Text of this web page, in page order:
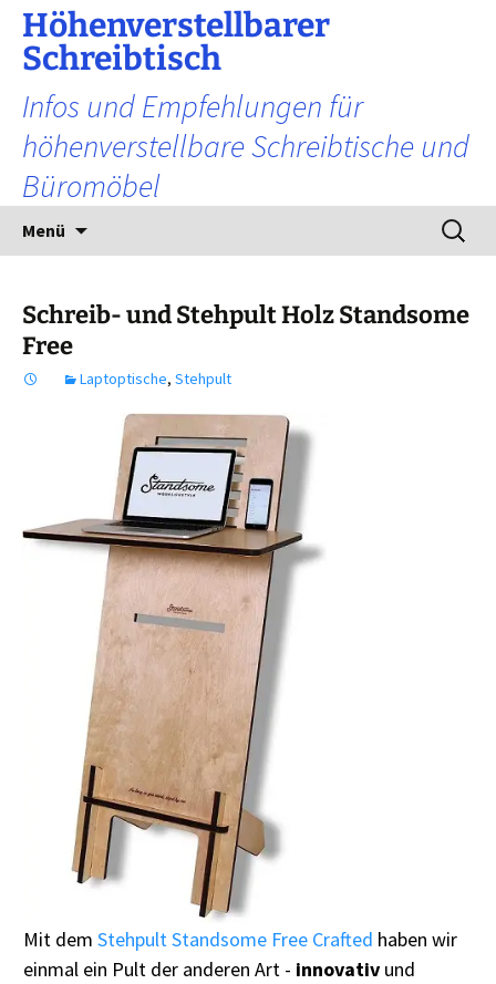
Zum
Inhalt
springen
Höhenverstellbarer
Schreibtisch
Infos und Empfehlungen für
höhenverstellbare Schreibtische und
Büromöbel
Menü
Suchen
nach:
Schreib- und Stehpult Holz Standsome
Free
Laptoptische, Stehpult
Mit dem Stehpult Standsome Free Crafted haben wir
einmal ein Pult der anderen Art - innovativ und